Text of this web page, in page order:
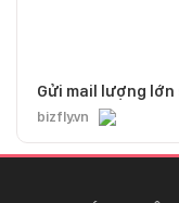
Gửi mail lượng lớn
bizfly.vn